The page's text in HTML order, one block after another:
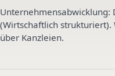
Unternehmensabwicklung:
(Wirtschaftlich strukturiert).
über Kanzleien.